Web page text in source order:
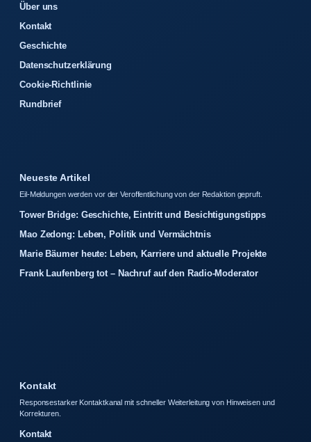
Über uns
Kontakt
Geschichte
Datenschutzerklärung
Cookie-Richtlinie
Rundbrief
Neueste Artikel
Eil-Meldungen werden vor der Veroffentlichung von der Redaktion gepruft.
Tower Bridge: Geschichte, Eintritt und Besichtigungstipps
Mao Zedong: Leben, Politik und Vermächtnis
Marie Bäumer heute: Leben, Karriere und aktuelle Projekte
Frank Laufenberg tot – Nachruf auf den Radio-Moderator
Kontakt
Responsestarker Kontaktkanal mit schneller Weiterleitung von Hinweisen und
Korrekturen.
Kontakt